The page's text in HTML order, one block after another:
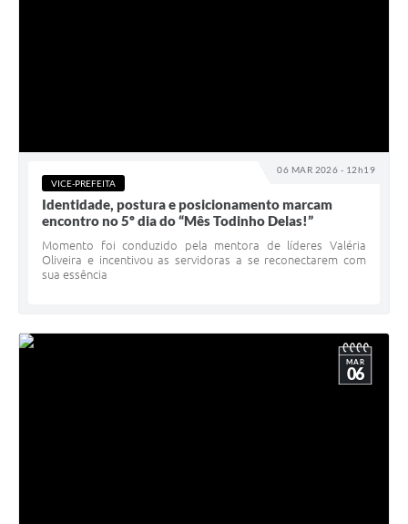
06 MAR 2026 - 12h19
VICE-PREFEITA
Identidade, postura e posicionamento marcam
encontro no 5º dia do “Mês Todinho Delas!”
Momento foi conduzido pela mentora de líderes Valéria
Oliveira e incentivou as servidoras a se reconectarem com
sua essência
MAR
06